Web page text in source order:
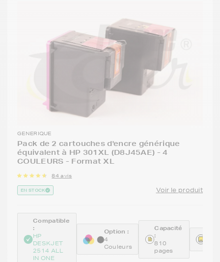
GENERIQUE
Pack de 2 cartouches d'encre générique
équivalent à HP 301XL (D8J45AE) - 4
COULEURS - Format XL
84 avis
EN STOCK Voir le produit
Compatible
:
HP
DESKJET
2514 ALL
IN ONE
Option :
4
Couleurs
Capacité
:
810
pages